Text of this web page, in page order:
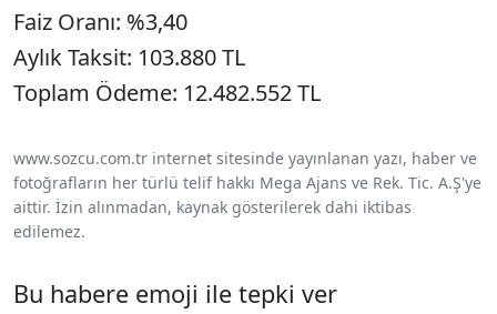
Faiz Oranı: %3,40
Aylık Taksit: 103.880 TL
Toplam Ödeme: 12.482.552 TL
www.sozcu.com.tr internet sitesinde yayınlanan yazı, haber ve
fotoğrafların her türlü telif hakkı Mega Ajans ve Rek. Tic. A.Ş'ye
aittir. İzin alınmadan, kaynak gösterilerek dahi iktibas
edilemez.
Bu habere emoji ile tepki ver